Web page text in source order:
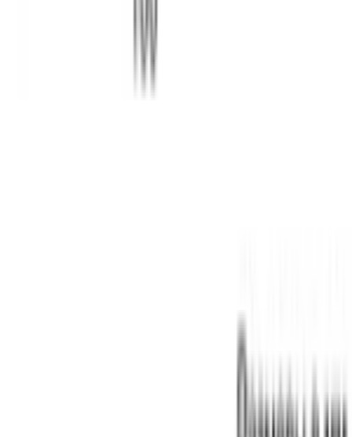
Пользовательское соглашение